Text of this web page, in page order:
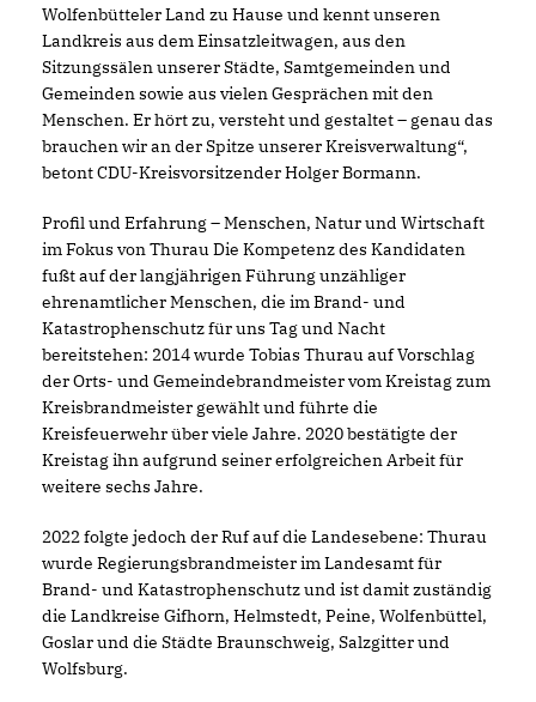
Wolfenbütteler Land zu Hause und kennt unseren
Landkreis aus dem Einsatzleitwagen, aus den
Sitzungssälen unserer Städte, Samtgemeinden und
Gemeinden sowie aus vielen Gesprächen mit den
Menschen. Er hört zu, versteht und gestaltet – genau das
brauchen wir an der Spitze unserer Kreisverwaltung“,
betont CDU-Kreisvorsitzender Holger Bormann.
Profil und Erfahrung – Menschen, Natur und Wirtschaft
im Fokus von Thurau Die Kompetenz des Kandidaten
fußt auf der langjährigen Führung unzähliger
ehrenamtlicher Menschen, die im Brand- und
Katastrophenschutz für uns Tag und Nacht
bereitstehen: 2014 wurde Tobias Thurau auf Vorschlag
der Orts- und Gemeindebrandmeister vom Kreistag zum
Kreisbrandmeister gewählt und führte die
Kreisfeuerwehr über viele Jahre. 2020 bestätigte der
Kreistag ihn aufgrund seiner erfolgreichen Arbeit für
weitere sechs Jahre.
2022 folgte jedoch der Ruf auf die Landesebene: Thurau
wurde Regierungsbrandmeister im Landesamt für
Brand- und Katastrophenschutz und ist damit zuständig
die Landkreise Gifhorn, Helmstedt, Peine, Wolfenbüttel,
Goslar und die Städte Braunschweig, Salzgitter und
Wolfsburg.